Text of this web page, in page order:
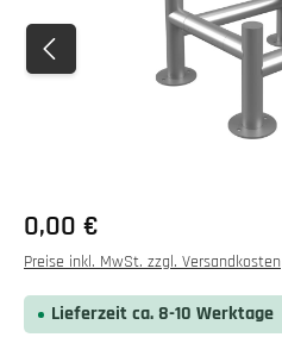
0,00 €
Preise inkl. MwSt. zzgl. Versandkosten
Lieferzeit ca. 8-10 Werktage